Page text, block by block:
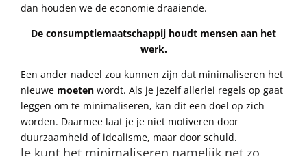
dan houden we de economie draaiende.
De consumptiemaatschappij houdt mensen aan het
werk.
Een ander nadeel zou kunnen zijn dat minimaliseren het
nieuwe moeten wordt. Als je jezelf allerlei regels op gaat
leggen om te minimaliseren, kan dit een doel op zich
worden. Daarmee laat je je niet motiveren door
duurzaamheid of idealisme, maar door schuld.